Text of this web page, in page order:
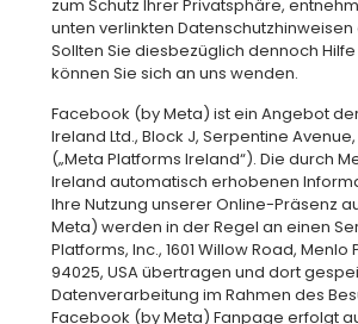
zum Schutz Ihrer Privatsphäre,
unten verlinkten
Sollten Sie diesbezüglich dennoch
können Sie sich an uns wenden.
Facebook (by Meta) ist ein Angebot
Ireland Ltd., Block J, Serpentine
(„Meta Platforms Ireland“). Die durch
Ireland automatisch erhobenen
Ihre Nutzung unserer Online-Präsenz
Meta) werden in der Regel an einen
Platforms, Inc., 1601 Willow Road, Menlo
94025, USA übertragen und dort
Datenverarbeitung im Rahmen des
Facebook (by Meta) Fanpage erfolgt